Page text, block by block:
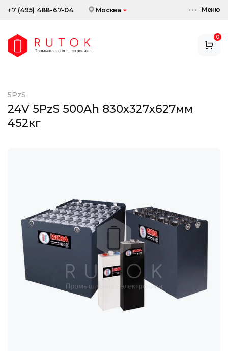
+7 (495) 488-67-04 Москва Меню
0
АККУМУЛЯТОРЫ
СКИДКИ И АКЦИИ
5PzS
24V 5PzS 500Ah 830x327x627мм
452кг